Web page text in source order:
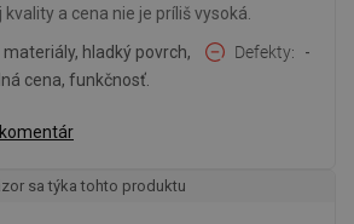
a cena nie je príliš vysoká.
materiály, hladký povrch,
cena, funkčnosť.
Defekty -
sa týka tohto produktu